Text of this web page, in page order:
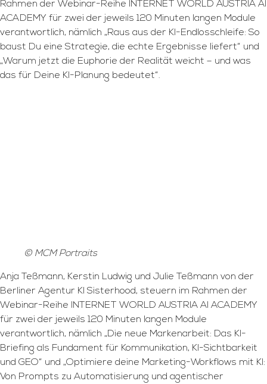
Rahmen der Webinar-Reihe INTERNET WORLD AUSTRIA AI
ACADEMY für zwei der jeweils 120 Minuten langen Module
verantwortlich, nämlich „Raus aus der KI-Endlosschleife: So
baust Du eine Strategie, die echte Ergebnisse liefert“ und
„Warum jetzt die Euphorie der Realität weicht – und was
das für Deine KI-Planung bedeutet“.
© MCM Portraits
Anja Teßmann, Kerstin Ludwig und Julie Teßmann von der
Berliner Agentur KI Sisterhood, steuern im Rahmen der
Webinar-Reihe INTERNET WORLD AUSTRIA AI ACADEMY
für zwei der jeweils 120 Minuten langen Module
verantwortlich, nämlich „Die neue Markenarbeit: Das KI-
Briefing als Fundament für Kommunikation, KI-Sichtbarkeit
und GEO“ und „Optimiere deine Marketing-Workflows mit KI:
Von Prompts zu Automatisierung und agentischer